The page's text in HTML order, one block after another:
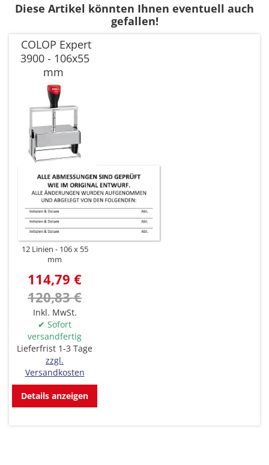
Diese Artikel könnten Ihnen eventuell auch
gefallen!
COLOP Expert
3900 - 106x55
mm
12 Linien
106 x 55
mm
114,79 €
120,83 €
Inkl. MwSt.
✔ Sofort
versandfertig
Lieferfrist 1-3 Tage
zzgl.
Versandkosten
Details anzeigen